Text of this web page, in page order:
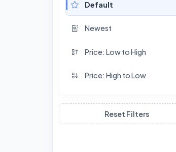
Default
Newest
Price: Low to High
Price: High to Low
Reset Filters